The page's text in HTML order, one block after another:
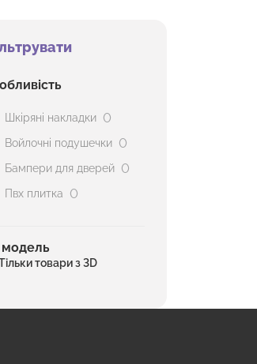
Шкіряні накладки 0
Войлочні подушечки 0
Бампери для дверей 0
Пвх плитка 0
модель
товари з 3D